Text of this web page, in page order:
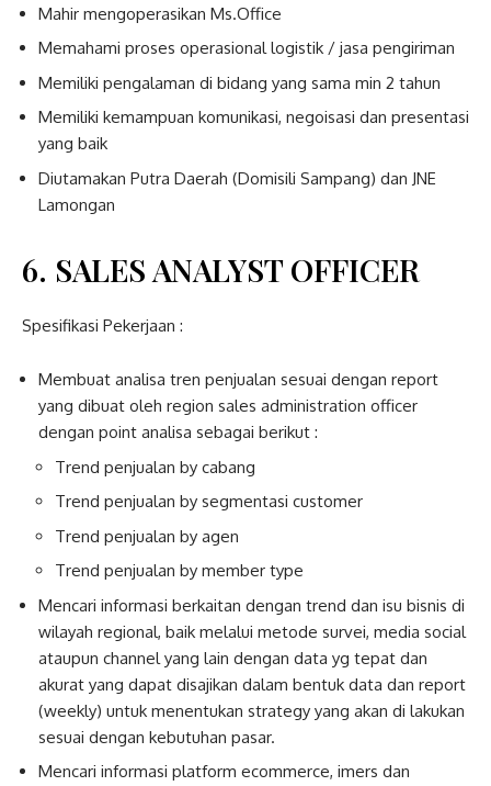
Mahir mengoperasikan Ms.Office
Memahami proses operasional logistik / jasa pengiriman
Memiliki pengalaman di bidang yang sama min 2 tahun
Memiliki kemampuan komunikasi, negoisasi dan presentasi
yang baik
Diutamakan Putra Daerah (Domisili Sampang) dan JNE
Lamongan
6. SALES ANALYST OFFICER
Spesifikasi Pekerjaan :
Membuat analisa tren penjualan sesuai dengan report
yang dibuat oleh region sales administration officer
dengan point analisa sebagai berikut :
Trend penjualan by cabang
Trend penjualan by segmentasi customer
Trend penjualan by agen
Trend penjualan by member type
Mencari informasi berkaitan dengan trend dan isu bisnis di
wilayah regional, baik melalui metode survei, media social
ataupun channel yang lain dengan data yg tepat dan
akurat yang dapat disajikan dalam bentuk data dan report
(weekly) untuk menentukan strategy yang akan di lakukan
sesuai dengan kebutuhan pasar.
Mencari informasi platform ecommerce, imers dan